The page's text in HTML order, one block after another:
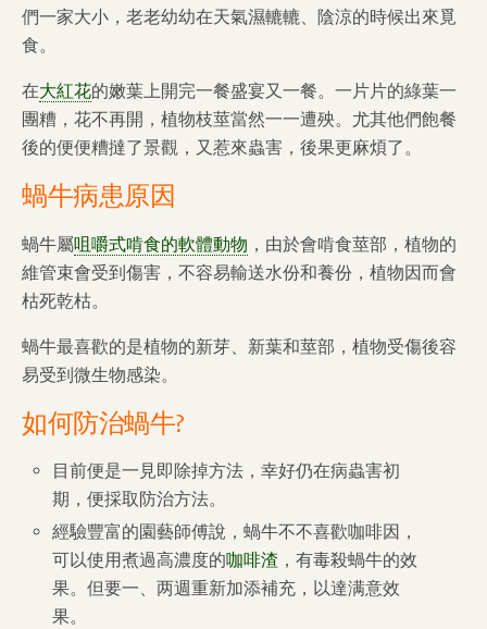
們一家大小，老老幼幼在天氣濕轆轆、陰涼的時候出來覓
食。
在大紅花的嫩葉上開完一餐盛宴又一餐。一片片的綠葉一
團糟，花不再開，植物枝莖當然一一遭殃。尤其他們飽餐
後的便便糟撻了景觀，又惹來蟲害，後果更麻煩了。
蝸牛病患原因
蝸牛屬咀嚼式啃食的軟體動物 ，由於會啃食莖部，植物的
維管束會受到傷害，不容易輸送水份和養份，植物因而會
枯死乾枯。
蝸牛最喜歡的是植物的新芽、新葉和莖部，植物受傷後容
易受到微生物感染。
如何防治蝸牛?
目前便是一見即除掉方法，幸好仍在病蟲害初
期，便採取防治方法。
經驗豐富的園藝師傅說，蝸牛不不喜歡咖啡因，
可以使用煮過高濃度的咖啡渣 ，有毒殺蝸牛的效
果。但要一、两週重新加添補充，以達满意效
果。